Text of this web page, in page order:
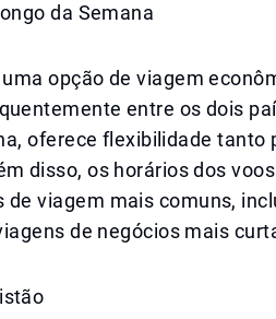
da Semana
opção de viagem
entre os dois
oferece flexibilidade tanto
disso, os horários dos
viagem mais comuns,
de negócios mais